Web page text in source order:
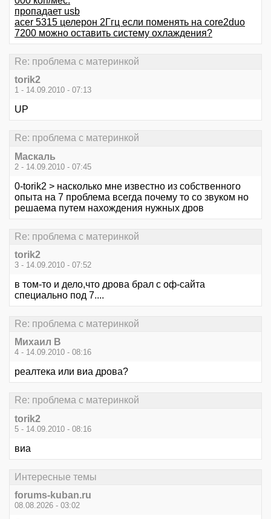
пропадает usb
acer 5315 целерон 2Ггц если поменять на core2duo
7200 можно оставить систему охлаждения?
Re: проблема с материнкой
torik2
1 - 14.09.2010 - 07:13
UP
Re: проблема с материнкой
Маскаль
2 - 14.09.2010 - 07:45
0-torik2 > насколько мне известно из собственного
опыта на 7 проблема всегда почему то со звуком но
решаема путем нахождения нужных дров
Re: проблема с материнкой
torik2
3 - 14.09.2010 - 07:52
в том-то и дело,что дрова брал с оф-сайта
специально под 7....
Re: проблема с материнкой
Михаил В
4 - 14.09.2010 - 08:16
реалтека или виа дрова?
Re: проблема с материнкой
torik2
5 - 14.09.2010 - 08:16
виа
Интересные темы
forums-kuban.ru
08.08.2026 - 03:02